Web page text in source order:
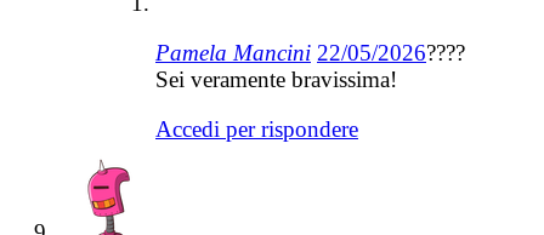
Pamela Mancini 22/05/2026????
Sei veramente bravissima!
Accedi per rispondere